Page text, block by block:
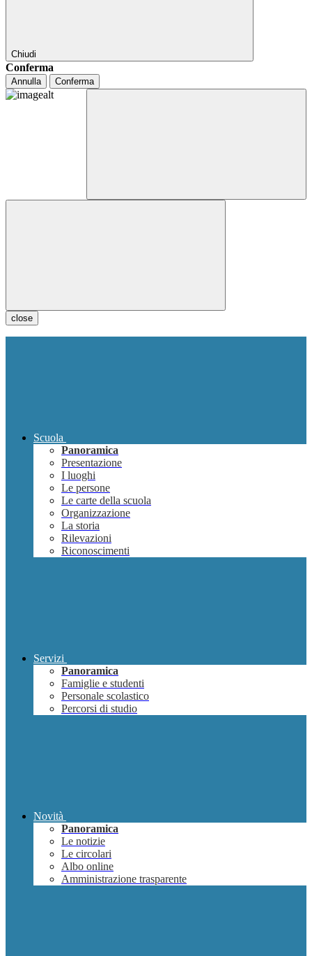
Chiudi
Conferma
Annulla Conferma
close
Scuola
Panoramica
Presentazione
I luoghi
Le persone
Le carte della scuola
Organizzazione
La storia
Rilevazioni
Riconoscimenti
Servizi
Panoramica
Famiglie e studenti
Personale scolastico
Percorsi di studio
Novità
Panoramica
Le notizie
Le circolari
Albo online
Amministrazione trasparente